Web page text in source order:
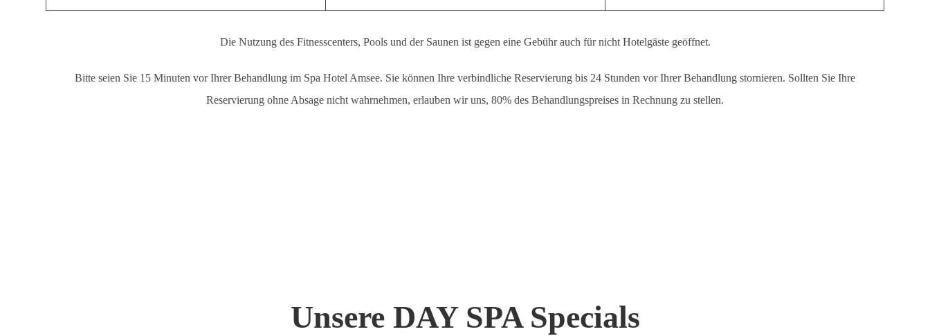
Die Nutzung des Fitnesscenters, Pools und der Saunen ist gegen eine Gebühr auch für nicht Hotelgäste geöffnet.
Bitte seien Sie 15 Minuten vor Ihrer Behandlung im Spa Hotel Amsee. Sie können Ihre verbindliche Reservierung bis 24 Stunden vor Ihrer Behandlung stornieren. Sollten Sie Ihre
Reservierung ohne Absage nicht wahrnehmen, erlauben wir uns, 80% des Behandlungspreises in Rechnung zu stellen.
Unsere DAY SPA Specials